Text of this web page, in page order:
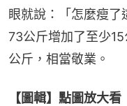
眼就說：「怎麼瘦了
73公斤增加了至少
公斤，相當敬業。
【圖輯】點圖放大